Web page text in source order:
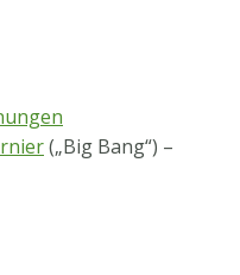
(„Big Bang“) –